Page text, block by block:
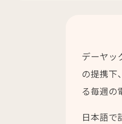
デーヤッ
の提携下
る毎週の
日本語で